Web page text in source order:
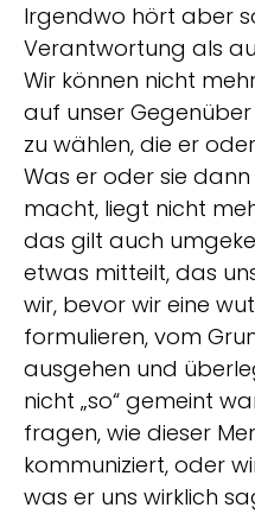
Irgendwo hört aber
Verantwortung als
Wir können nicht
auf unser
zu wählen, die er
Was er oder sie
macht, liegt nicht
das gilt auch
etwas mitteilt, das
wir, bevor wir eine
formulieren, vom
ausgehen und
nicht „so“ gemeint
fragen, wie dieser
kommuniziert, oder
was er uns wirklich